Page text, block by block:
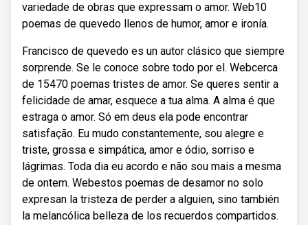
variedade de obras que expressam o amor. Web10
poemas de quevedo llenos de humor, amor e ironía.
Francisco de quevedo es un autor clásico que siempre
sorprende. Se le conoce sobre todo por el. Webcerca
de 15470 poemas tristes de amor. Se queres sentir a
felicidade de amar, esquece a tua alma. A alma é que
estraga o amor. Só em deus ela pode encontrar
satisfação. Eu mudo constantemente, sou alegre e
triste, grossa e simpática, amor e ódio, sorriso e
lágrimas. Toda dia eu acordo e não sou mais a mesma
de ontem. Webestos poemas de desamor no solo
expresan la tristeza de perder a alguien, sino también
la melancólica belleza de los recuerdos compartidos.